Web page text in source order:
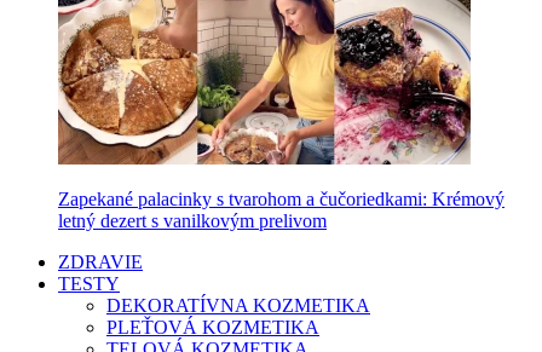
Zapekané palacinky s tvarohom a čučoriedkami: Krémový
letný dezert s vanilkovým prelivom
ZDRAVIE
TESTY
DEKORATÍVNA KOZMETIKA
PLEŤOVÁ KOZMETIKA